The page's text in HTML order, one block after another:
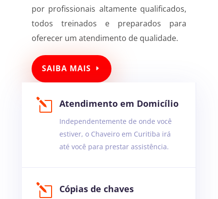
por profissionais altamente qualificados,
todos treinados e preparados para
oferecer um atendimento de qualidade.
SAIBA MAIS
l Atendimento em Domicílio
Independentemente de onde você
estiver, o Chaveiro em Curitiba irá
até você para prestar assistência.
l Cópias de chaves